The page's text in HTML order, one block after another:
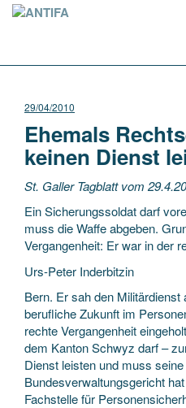
29/04/2010
Ehemals
keinen Dienst
St. Galler Tagblatt vom
Ein Sicherungssoldat darf
muss die Waffe abgeben.
Vergangenheit: Er war in der
Urs-Peter Inderbitzin
Bern. Er sah den
berufliche Zukunft im
rechte Vergangenheit
dem Kanton Schwyz darf –
Dienst leisten und muss
Bundesverwaltungsgericht
Fachstelle für